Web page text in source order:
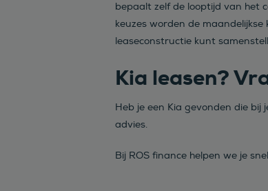
bepaalt zelf de looptijd van het
keuzes worden de
leaseconstructie kunt
Kia leasen?
Heb je een Kia gevonden die
advies.
Bij ROS finance helpen we je